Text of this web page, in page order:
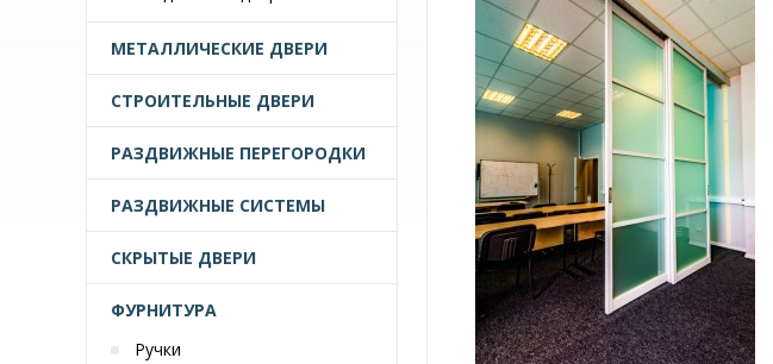
МЕТАЛЛИЧЕСКИЕ ДВЕРИ
СТРОИТЕЛЬНЫЕ ДВЕРИ
РАЗДВИЖНЫЕ ПЕРЕГОРОДКИ
РАЗДВИЖНЫЕ СИСТЕМЫ
СКРЫТЫЕ ДВЕРИ
ФУРНИТУРА
Ручки